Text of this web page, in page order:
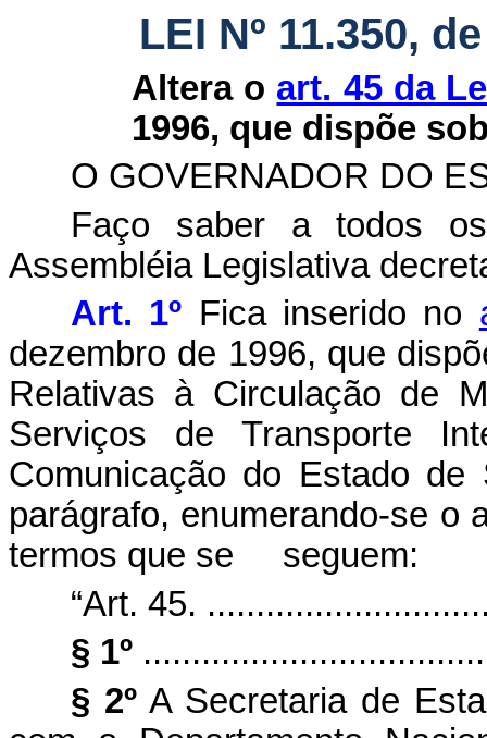
LEI Nº 11.350,
Altera o art. 45 da
1996, que dispõe
O GOVERNADOR DO
Faço saber a todos
Assembléia Legislativa
Art. 1º Fica inserido no
dezembro de 1996, que
Relativas à Circulação de
Serviços de Transporte
Comunicação do Estado
parágrafo, enumerando-se o
termos que se
seguem:
“Art. 45.
§ 1º
§ 2ºA Secretaria de